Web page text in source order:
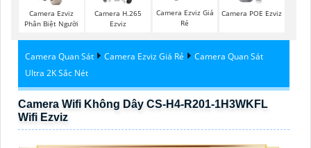
Camera Ezviz
Phân Biệt Người
Camera H.265
Ezviz
Camera Ezviz Giá
Rẻ
Camera POE Ezviz
Camera Quan Sát Camera Ezviz Giá Rẻ
Camera Quan Sát
Ultra 2K Sắc Nét
Camera Wifi Không Dây CS-H4-R201-1H3WKFL
Wifi Ezviz